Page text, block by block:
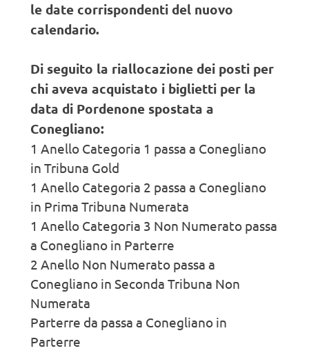
le date corrispondenti del nuovo
calendario.
Di seguito la riallocazione dei posti per
chi aveva acquistato i biglietti per la
data di Pordenone spostata a
Conegliano:
1 Anello Categoria 1 passa a Conegliano
in Tribuna Gold
1 Anello Categoria 2 passa a Conegliano
in Prima Tribuna Numerata
1 Anello Categoria 3 Non Numerato passa
a Conegliano in Parterre
2 Anello Non Numerato passa a
Conegliano in Seconda Tribuna Non
Numerata
Parterre da passa a Conegliano in
Parterre